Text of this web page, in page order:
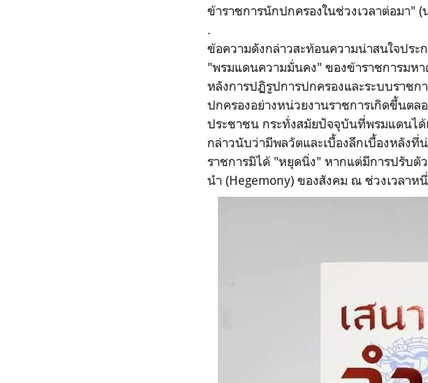
ข้าราชการนักปกครองในช่วงเวลาต่อมา" (
.
ข้อความดังกล่าวสะท้อนความน่าสนใจประ
"พรมแดนความมั่นคง" ของข้าราชการมห
หลังการปฏิรูปการปกครองและระบบราช
ปกครองอย่างหน่วยงานราชการเกิดขึ้นตล
ประชาชน กระทั่งสมัยปัจจุบันที่พรมแดนได้
กล่าวนับว่ามีพลวัตและเบื้องลึกเบื้องหลังที่
ราชการมิได้ "หยุดนิ่ง" หากแต่มีการปรับตั
นำ (Hegemony) ของสังคม ณ ช่วงเวลาหนึ่